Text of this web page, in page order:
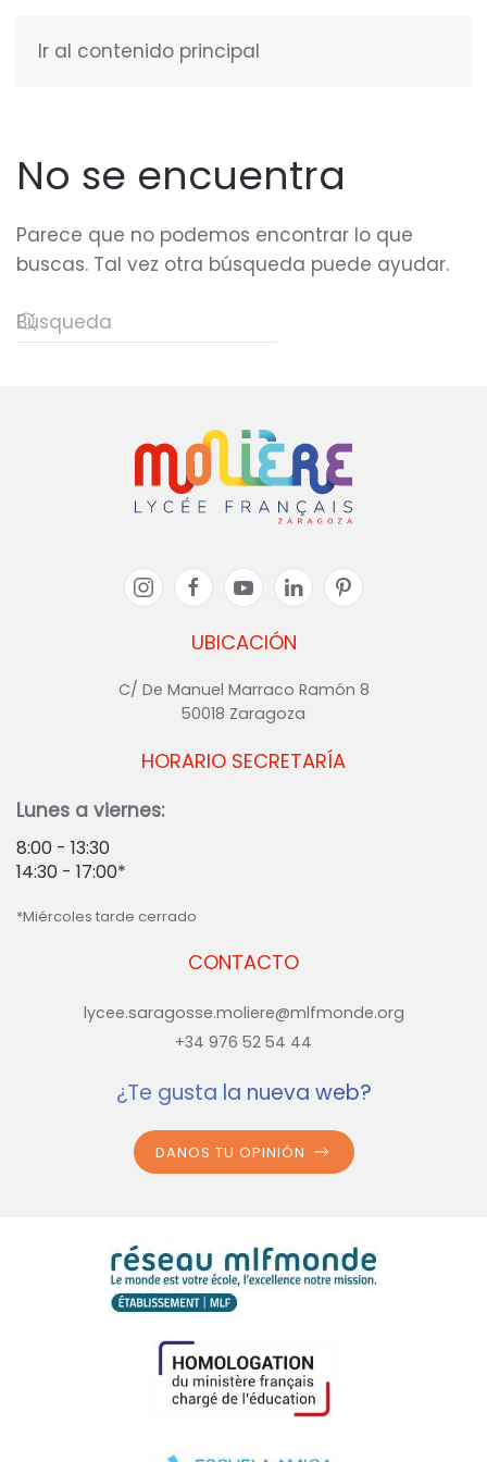
Ir al contenido principal
No se encuentra
Parece que no podemos encontrar lo que
buscas. Tal vez otra búsqueda puede ayudar.
UBICACIÓN
C/ De Manuel Marraco Ramón 8
50018 Zaragoza
CONTACTO
lycee.saragosse.moliere@mlfmonde.org
+34 976 52 54 44
HORARIO SECRETARÍA
Lunes a viernes:
8:00 - 13:30
14:30 - 17:00*
*Miércoles tarde cerrado
¿Te gusta la nueva web?
DANOS TU OPINIÓN